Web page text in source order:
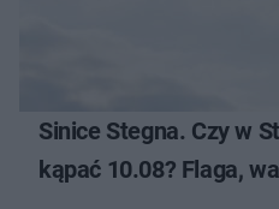
Sinice Stegna. Czy w
kąpać 10.08? Flaga,